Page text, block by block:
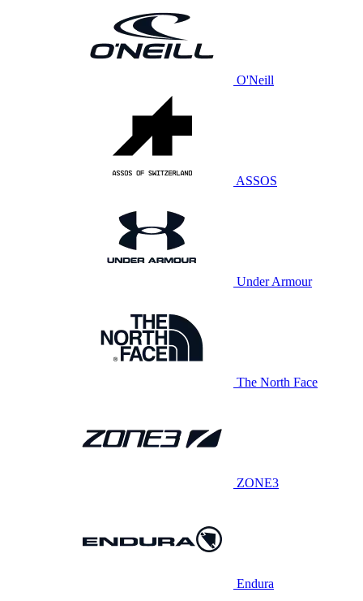
O'Neill
ASSOS
Under Armour
The North Face
ZONE3
Endura